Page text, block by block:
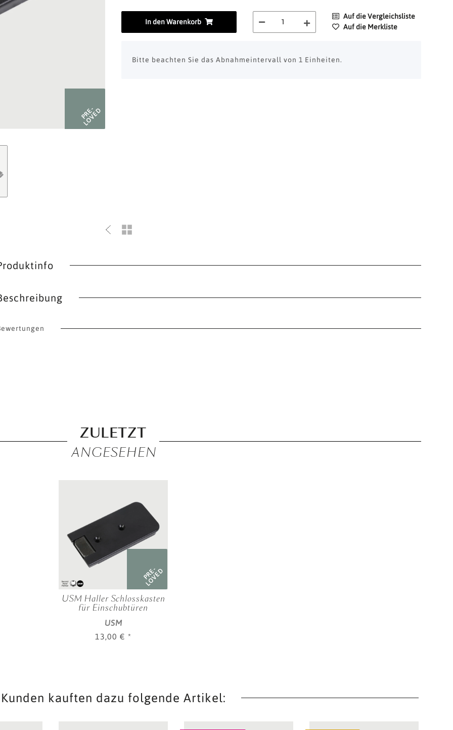
PRE-
LOVED
In den Warenkorb
Auf die Vergleichsliste
Auf die Merkliste
Bitte beachten Sie das Abnahmeintervall von 1 Einheiten.
ZULETZT
ANGESEHEN
PRE-
LOVED
USM Haller Schlosskasten
für Einschubtüren
USM
13,00 € *
Kunden kauften dazu folgende Artikel: